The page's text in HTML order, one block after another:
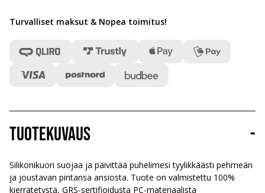
Turvalliset maksut & Nopea toimitus!
Tuotekuvaus -
Silikonikuori suojaa ja päivittää puhelimesi tyylikkäästi pehmeän
ja joustavan pintansa ansiosta. Tuote on valmistettu 100%
kierrätetystä, GRS-sertifioidusta PC-materiaalista